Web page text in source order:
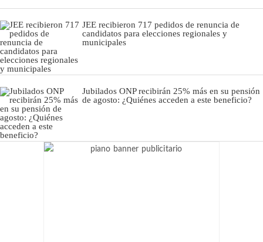
JEE recibieron 717 pedidos de renuncia de
candidatos para elecciones regionales y
municipales
Jubilados ONP recibirán 25% más en su pensión
de agosto: ¿Quiénes acceden a este beneficio?